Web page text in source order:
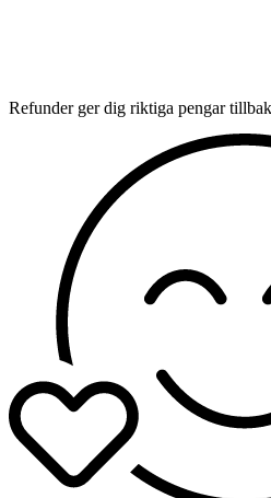
Refunder ger dig riktiga pengar